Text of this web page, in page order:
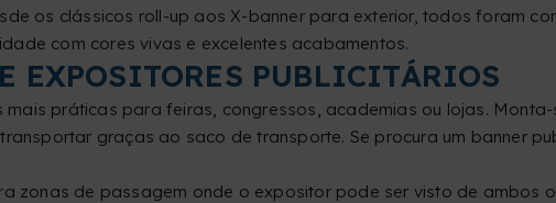
os clássicos roll-up aos X-banner para exterior, todos foram
com cores vivas e excelentes acabamentos.
EXPOSITORES PUBLICITÁRIOS
mais práticas para feiras, congressos, academias ou lojas.
graças ao saco de transporte. Se procura um banner
zonas de passagem onde o expositor pode ser visto de ambos